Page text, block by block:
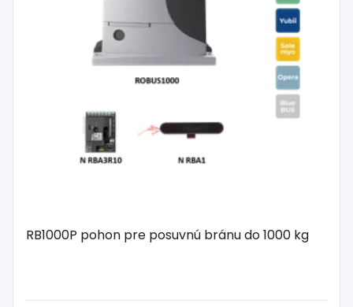
RB1000P pohon pre posuvnú bránu do 1000 kg